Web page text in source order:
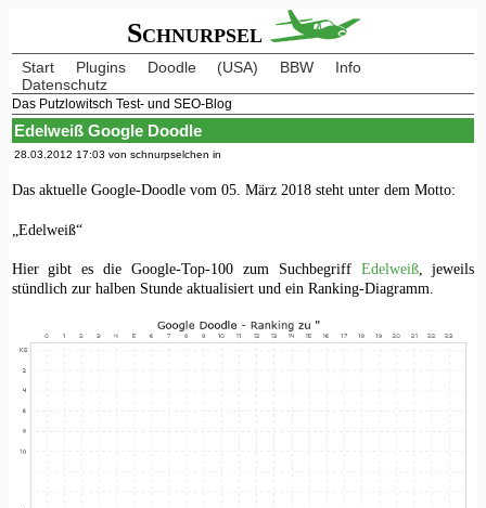
Schnurpsel
Start Plugins Doodle (USA) BBW
Info
Datenschutz
Das Putzlowitsch Test- und SEO-Blog
Edelweiß Google Doodle
28.03.2012 17:03 von schnurpselchen in
Das aktuelle Google-Doodle vom 05. März 2018 steht unter dem Motto:
„Edelweiß“
Hier gibt es die Google-Top-100 zum Suchbegriff Edelweiß, jeweils
stündlich zur halben Stunde aktualisiert und ein Ranking-Diagramm.